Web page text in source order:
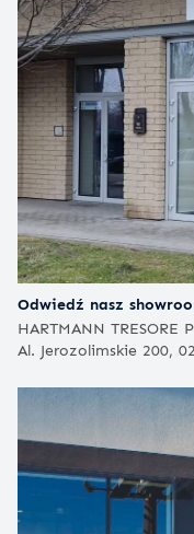
Odwiedź nasz
HARTMANN TRESORE
Al. Jerozolimskie 200,